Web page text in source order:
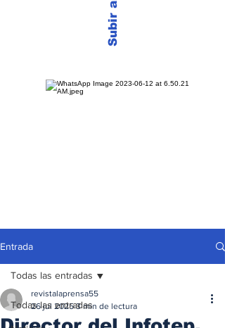
Entrada
Todas las entradas
Todas las entradas
revistalaprensa55
26 jul 2025 3 min de lectura